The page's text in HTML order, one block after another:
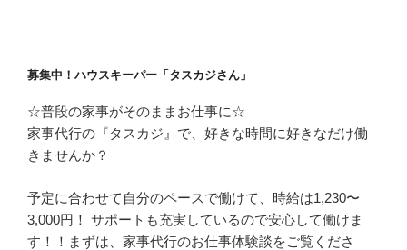
募集中！ハウスキーパー「タスカジさん」
☆普段の家事がそのままお仕事に☆
家事代行の『タスカジ』で、好きな時間に好きなだけ働
きませんか？
予定に合わせて自分のペースで働けて、時給は1,230〜
3,000円！ サポートも充実しているので安心して働けま
す！！まずは、家事代行のお仕事体験談をご覧くださ